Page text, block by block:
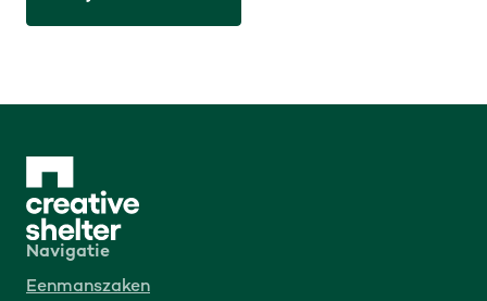
Navigatie
Eenmanszaken